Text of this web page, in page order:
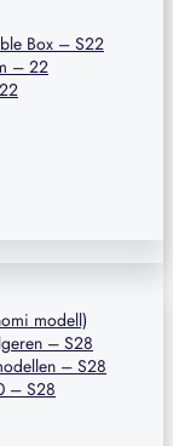
Box – S22
– 22
modell)
– S28
– S28
– S28